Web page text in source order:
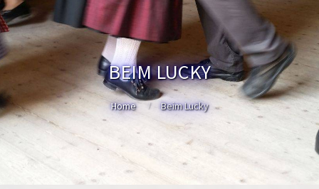
BEIM LUCKY
Home Beim Lucky